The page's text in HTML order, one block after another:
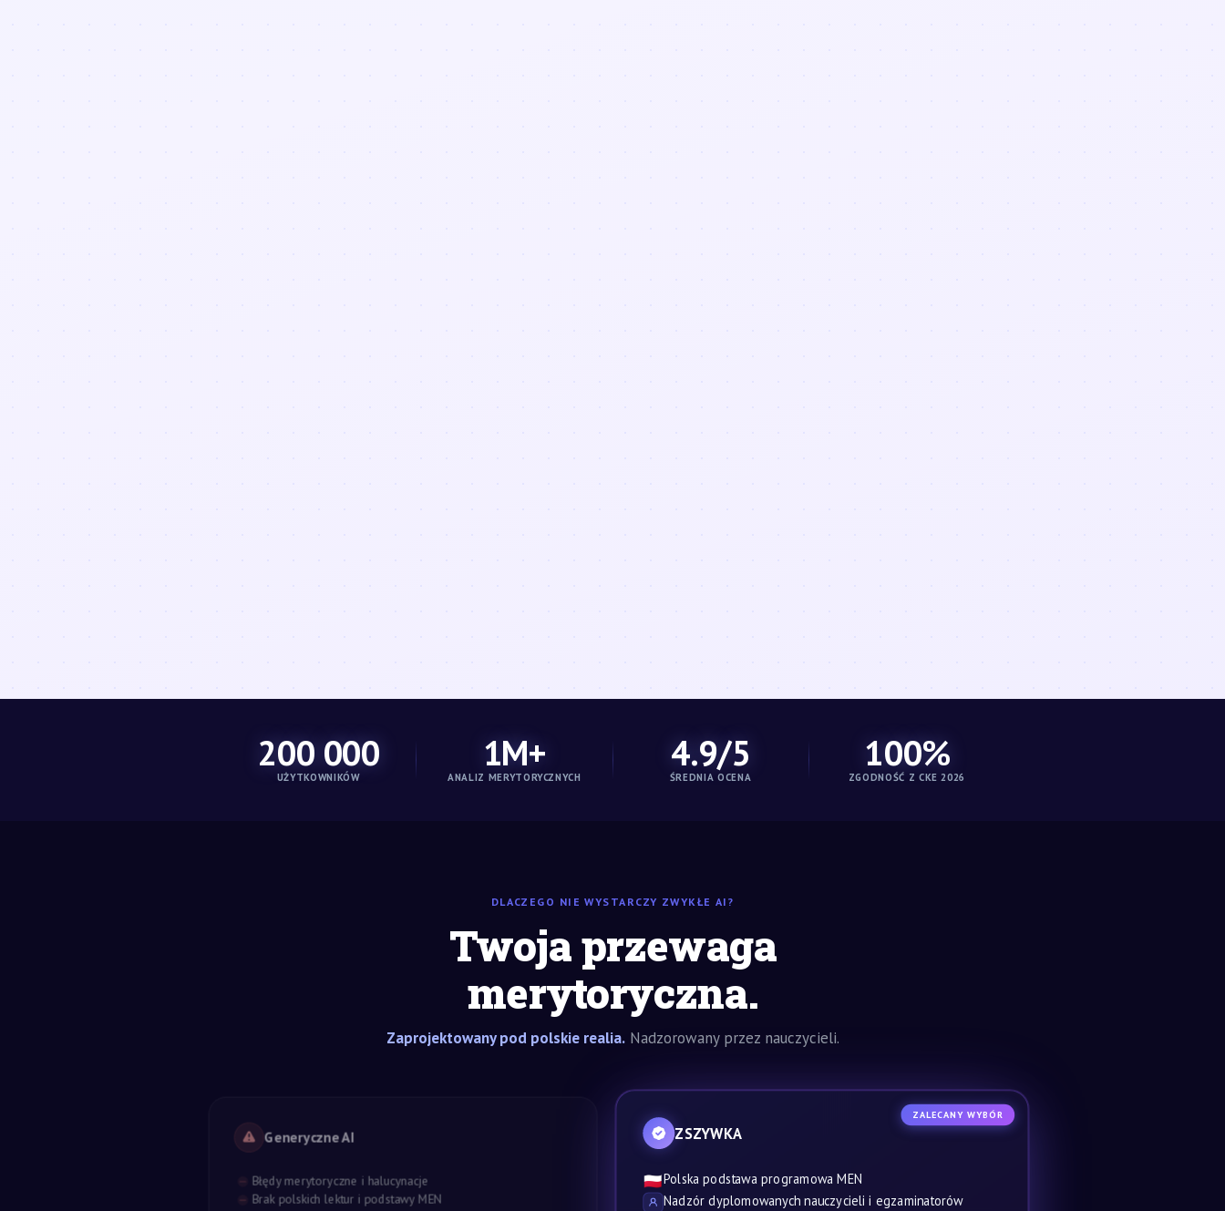
200 000
UŻYTKOWNIKÓW
1M+
ANALIZ MERYTORYCZNYCH
4.9/5
ŚREDNIA OCENA
100%
ZGODNOŚĆ Z CKE 2026
DLACZEGO NIE WYSTARCZY ZWYKŁE AI?
Twoja przewaga
merytoryczna.
Zaprojektowany pod polskie realia.Nadzorowany przez nauczycieli.
Generyczne AI
Błędy merytoryczne i halucynacje
Brak polskich lektur i podstawy MEN
ZALECANY WYBÓR
ZSZYWKA
🇵🇱Polska podstawa programowa MEN
Nadzór dyplomowanych nauczycieli i egzaminatorów